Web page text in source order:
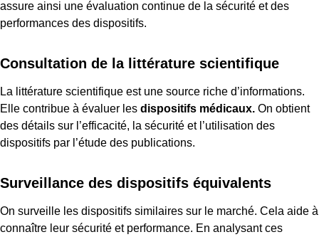
assure ainsi une évaluation continue de la sécurité et des
performances des dispositifs.
Consultation de la littérature scientifique
La littérature scientifique est une source riche d’informations.
Elle contribue à évaluer les dispositifs médicaux. On obtient
des détails sur l’efficacité, la sécurité et l’utilisation des
dispositifs par l’étude des publications.
Surveillance des dispositifs équivalents
On surveille les dispositifs similaires sur le marché. Cela aide à
connaître leur sécurité et performance. En analysant ces